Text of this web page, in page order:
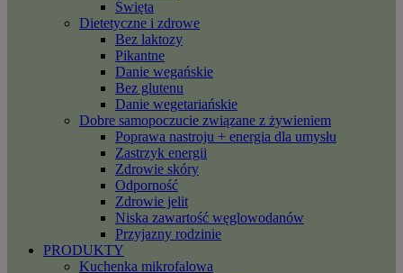
Święta
Dietetyczne i zdrowe
Bez laktozy
Pikantne
Danie wegańskie
Bez glutenu
Danie wegetariańskie
Dobre samopoczucie związane z żywieniem
Poprawa nastroju + energia dla umysłu
Zastrzyk energii
Zdrowie skóry
Odporność
Zdrowie jelit
Niska zawartość węglowodanów
Przyjazny rodzinie
PRODUKTY
Kuchenka mikrofalowa